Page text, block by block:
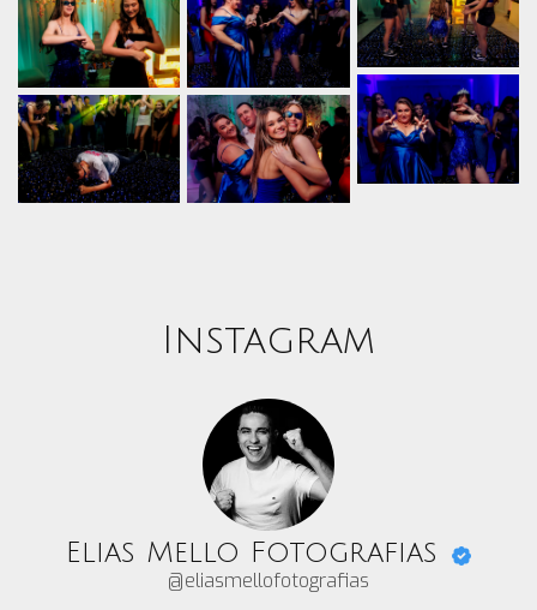
Instagram
Elias Mello Fotografias
@eliasmellofotografias